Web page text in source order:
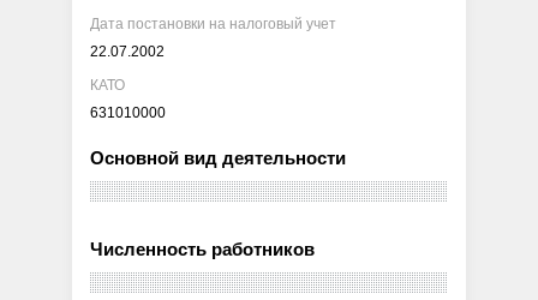
Дата постановки на налоговый учет
22.07.2002
КАТО
631010000
Основной вид деятельности
Численность работников